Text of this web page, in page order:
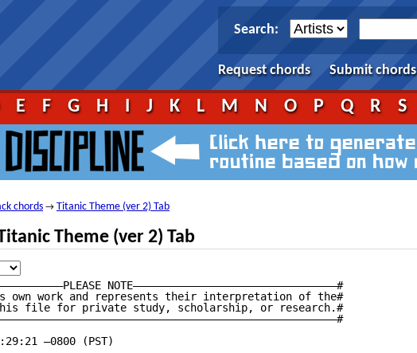
Search:
Request chords Submit chords
E F G H I J K L M N O P Q R S
chords → Titanic Theme (ver 2) Tab
Theme (ver 2) Tab
NOTE————————————————————————————————#
work and represents their interpretation of the#
this file for private study, scholarship, or research.#
—0800 (PST)